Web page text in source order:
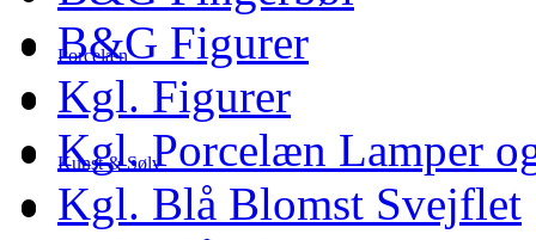
Porcelæn
Kunst & Sølv
B&G Figurer
Kgl. Figurer
Kgl. Porcelæn Lamper
Kgl. Blå Blomst Svejflet